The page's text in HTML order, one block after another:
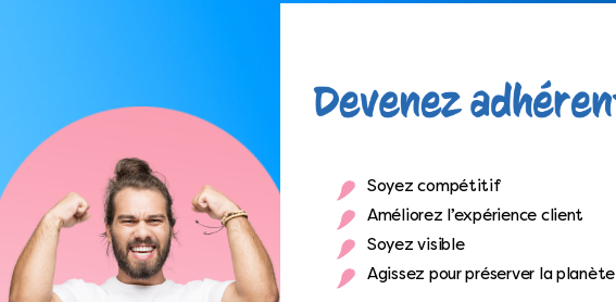
Soyez compétitif
Améliorez l’expérience client
Soyez visible
Agissez pour préserver la planète